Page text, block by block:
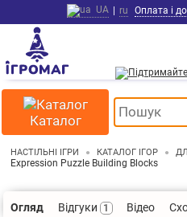
UA | ru Оплата і
Каталог
НАСТІЛЬНІ ІГРИ КАТАЛОГ ІГОР
Expression Puzzle Building Blocks
Огляд Відгуки 1 Відео